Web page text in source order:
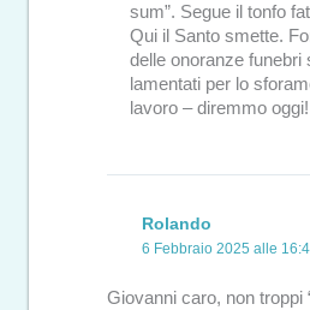
sum”. Segue il tonfo
Qui il Santo smette.
delle onoranze funebri
lamentati per lo
lavoro – diremmo oggi!
Rolando
6 Febbraio 2025 alle
Giovanni caro, non troppi